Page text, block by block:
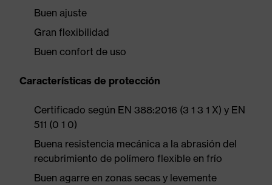
Buen ajuste
Gran flexibilidad
Buen confort de uso
Características de protección
Certificado según EN 388:2016 (3 1 3 1 X) y EN
511 (0 1 0)
Buena resistencia mecánica a la abrasión del
recubrimiento de polímero flexible en frío
Buen agarre en zonas secas y levemente